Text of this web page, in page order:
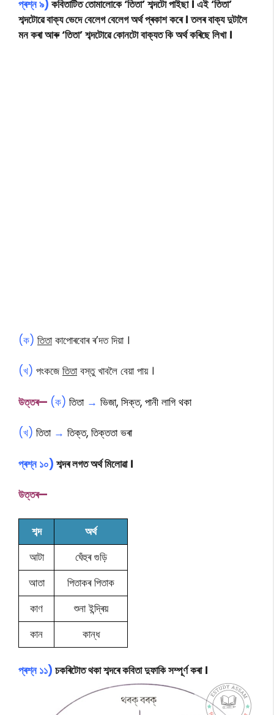
প্ৰশ্ন ৯) কবিতাটিত তোমালোকে ‘তিতা’ শব্দটো পাইছা । এই ‘তিতা’
শব্দটোৱে বাক্য ভেদে বেলেগ বেলেগ অৰ্থ প্ৰকাশ কৰে । তলৰ বাক্য দুটালৈ
মন কৰা আৰু ‘তিতা’ শব্দটোৱে কোনটো বাক্যত কি অৰ্থ কৰিছে লিখা ।
(ক) তিতাকাপোৰবোৰ ৰ’দত দিয়া ।
(খ) পংকজেতিতাবস্তু খাবলৈ বেয়া পায় ।
উত্তৰ— (ক) তিতা → ভিজা, সিক্ত, পানী লাগি থকা
(খ) তিতা → তিক্ত, তিক্ততা ভৰা
প্ৰশ্ন ১০) শব্দৰ লগত অৰ্থ মিলোৱা ।
উত্তৰ—
শব্দ
অৰ্থ
আটা
ঘেঁহুৰ গুড়ি
আতা
পিতাকৰ পিতাক
কাণ
শুনা ইন্দ্ৰিয়
কান
কান্ধ
প্ৰশ্ন ১১) চকৰিটোত থকা শব্দৰে কবিতা দুফাকি সম্পূৰ্ণ কৰা ।